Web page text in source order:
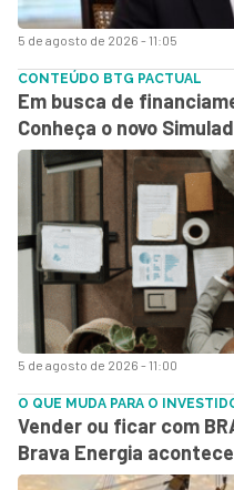
5 de agosto de 2026 - 11:05
5 de agosto de 2026 - 11:00
CONTEÚDO BTG PACTUAL
Em busca de
Conheça o novo
O QUE MUDA PARA O
Vender ou ficar com
Brava Energia